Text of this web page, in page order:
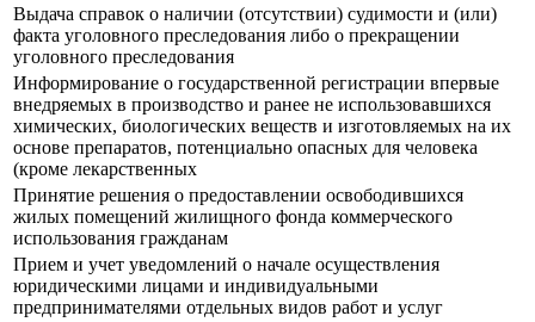
Выдача справок о наличии (отсутствии) судимости и (или)
факта уголовного преследования либо о прекращении
уголовного преследования
Информирование о государственной регистрации впервые
внедряемых в производство и ранее не использовавшихся
химических, биологических веществ и изготовляемых на их
основе препаратов, потенциально опасных для человека
(кроме лекарственных
Принятие решения о предоставлении освободившихся
жилых помещений жилищного фонда коммерческого
использования гражданам
Прием и учет уведомлений о начале осуществления
юридическими лицами и индивидуальными
предпринимателями отдельных видов работ и услуг